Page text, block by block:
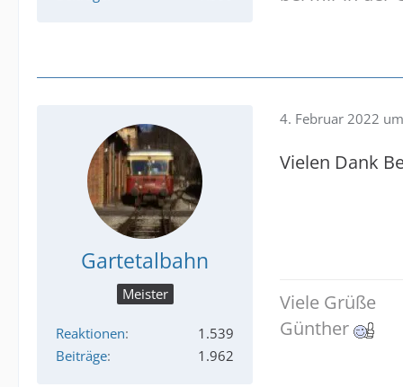
Gartetalbahn
Meister
Reaktionen
1.539
Beiträge
1.962
4. Februar 2022
Vielen Dank
Viele Grüße
Günther